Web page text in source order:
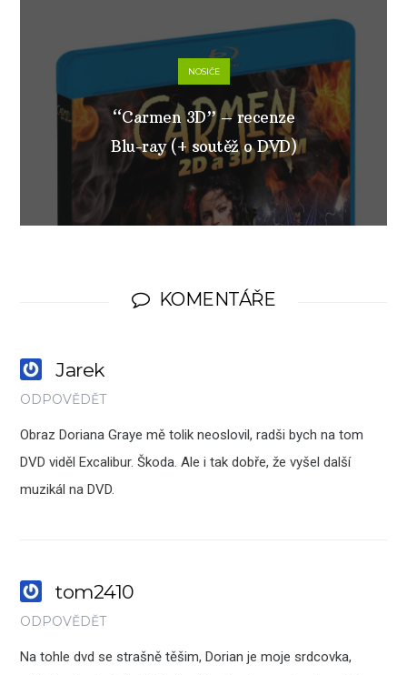
NOSIČE
“Carmen 3D” – recenze
Blu-ray (+ soutěž o DVD)
KOMENTÁŘE
Jarek
ODPOVĚDĚT
Obraz Doriana Graye mě tolik neoslovil, radši bych na tom
DVD viděl Excalibur. Škoda. Ale i tak dobře, že vyšel další
muzikál na DVD.
tom2410
ODPOVĚDĚT
Na tohle dvd se strašně těšim, Dorian je moje srdcovka,